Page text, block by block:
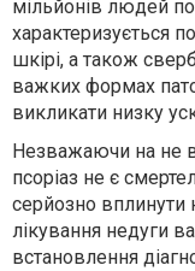
мільйонів людей
характеризується
шкірі, а також
важких формах
викликати низку
Незважаючи на не
псоріаз не є
серйозно вплинути
лікування недуги
встановлення